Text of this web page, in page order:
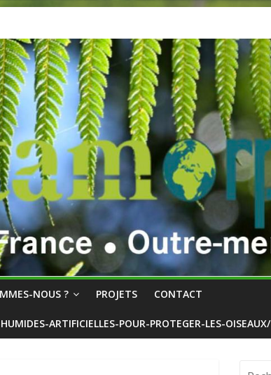
NOUS ? PROJETS CONTACT
ARTIFICIELLES-POUR-PROTEGER-LES-OISEAUX/